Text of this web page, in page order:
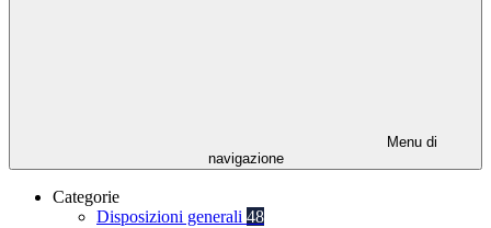
Menu di
navigazione
Categorie
Disposizioni generali 48